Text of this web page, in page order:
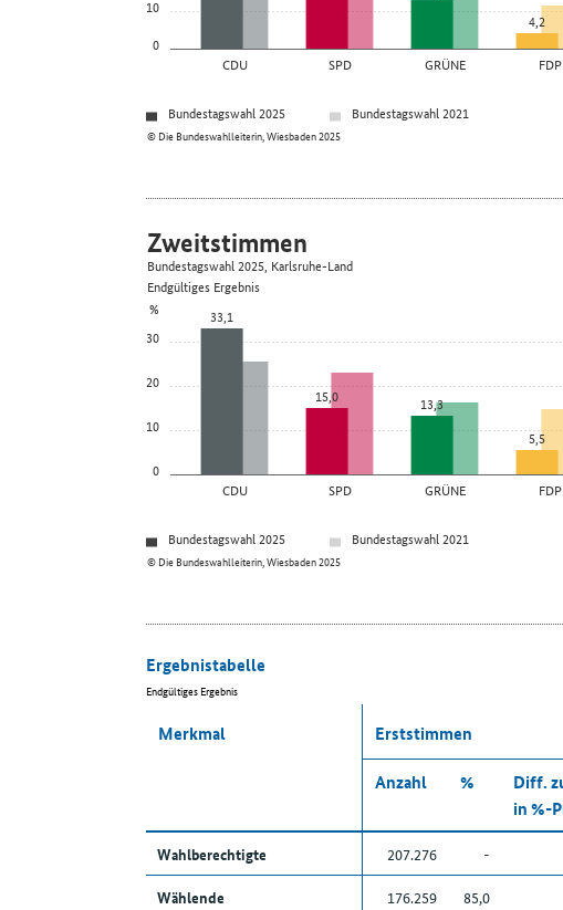
0
10
CDU SPD GRÜNE FDP
4,2
© Die Bundeswahlleiterin, Wiesbaden 2025
Bundestagswahl 2025
Bundestagswahl 2021
0
10
20
30
%
CDU SPD GRÜNE FDP
33,1
15,0
13,3
5,5
© Die Bundeswahlleiterin, Wiesbaden 2025
Zweitstimmen
Bundestagswahl 2025, Karlsruhe-Land
Endgültiges Ergebnis
Bundestagswahl 2025
Bundestagswahl 2021
Ergebnistabelle
Endgültiges Ergebnis
Merkmal Erststimmen
Anzahl
%
Diff.
in %-
Wahlberechtigte 207.276 -
Wählende
176.259 85,0